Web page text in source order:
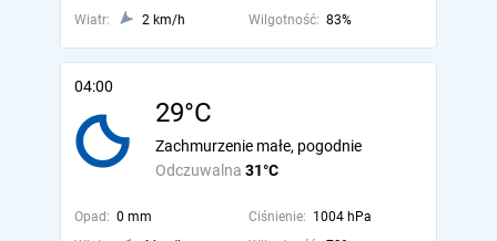
Wiatr:
2 km/h Wilgotność: 83%
04:00
29°C
Odczuwalna 31°C
Zachmurzenie małe, pogodnie
Opad: 0 mm Ciśnienie: 1004 hPa